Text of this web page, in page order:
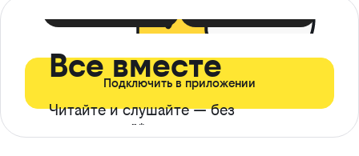
Все вместе
Читайте и слушайте — без
ограничений*
Подключить в приложении